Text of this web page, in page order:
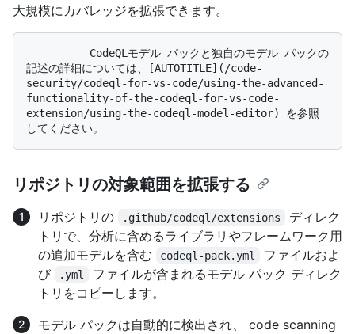
大規模にカバレッジを拡張できます。
記述の詳細については、[AUTOTITLE](/code-
security/codeql-for-vs-code/using-the-advanced-
functionality-of-the-codeql-for-vs-code-
extension/using-the-codeql-model-editor) を参照
リポジトリの対象範囲を拡張する
リポジトリの .github/codeql/extensions
ディレク
トリで、分析に含めるライブラリやフレームワーク用
の追加モデルを含む
codeql-pack.yml
ファイルおよ
び
.yml
ファイルが含まれるモデル パック ディレク
トリをコピーします。
モデル パックは自動的に検出され、 code scanning